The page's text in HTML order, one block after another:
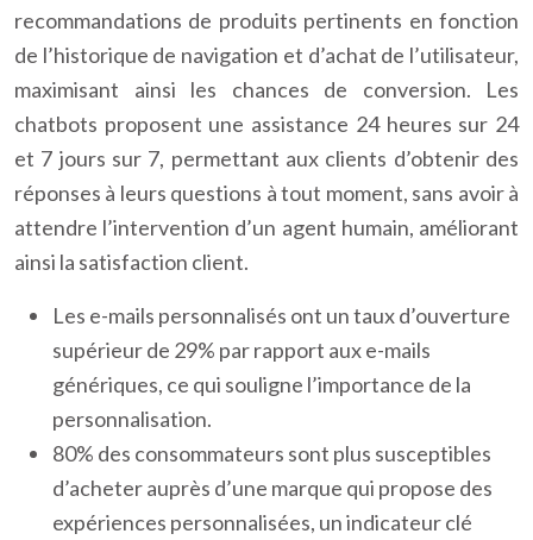
recommandations de produits pertinents en fonction
de l’historique de navigation et d’achat de l’utilisateur,
maximisant ainsi les chances de conversion. Les
chatbots proposent une assistance 24 heures sur 24
et 7 jours sur 7, permettant aux clients d’obtenir des
réponses à leurs questions à tout moment, sans avoir à
attendre l’intervention d’un agent humain, améliorant
ainsi la satisfaction client.
Les e-mails personnalisés ont un taux d’ouverture
supérieur de 29% par rapport aux e-mails
génériques, ce qui souligne l’importance de la
personnalisation.
80% des consommateurs sont plus susceptibles
d’acheter auprès d’une marque qui propose des
expériences personnalisées, un indicateur clé